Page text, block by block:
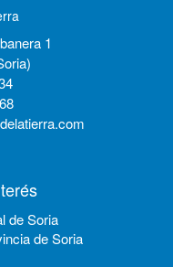
1
de Soria
de Soria